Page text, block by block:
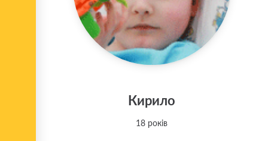
Кирило
18 років